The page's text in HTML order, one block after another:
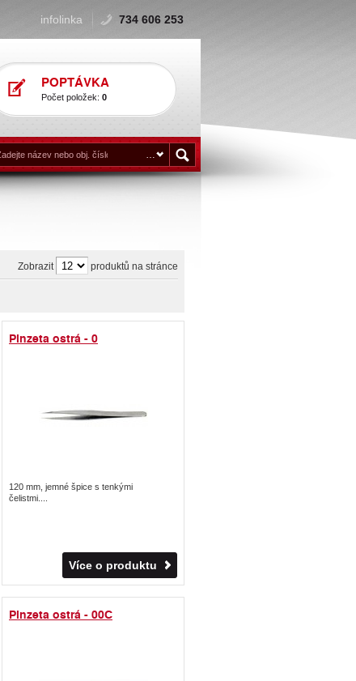
infolinka 734 606 253
POPTÁVKA
Počet položek: 0
Zobrazit produktů na stránce
Pinzeta ostrá - 0
120 mm, jemné špice s tenkými
čelistmi....
Více o produktu
Pinzeta ostrá - 00C